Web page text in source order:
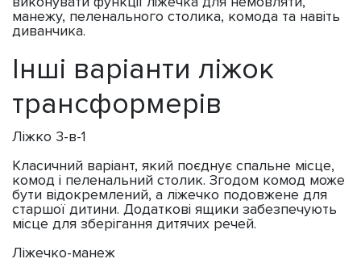
манежу, пеленального столика, комода та навіть
диванчика.
Інші варіанти ліжок
трансформерів
Ліжко 3-в-1
Класичний варіант, який поєднує спальне місце,
комод і пеленальний столик. Згодом комод може
бути відокремлений, а ліжечко подовжене для
старшої дитини. Додаткові ящики забезпечують
місце для зберігання дитячих речей.
Ліжечко-манеж